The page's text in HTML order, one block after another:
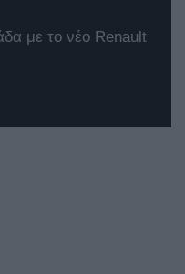
με το νέο Renault